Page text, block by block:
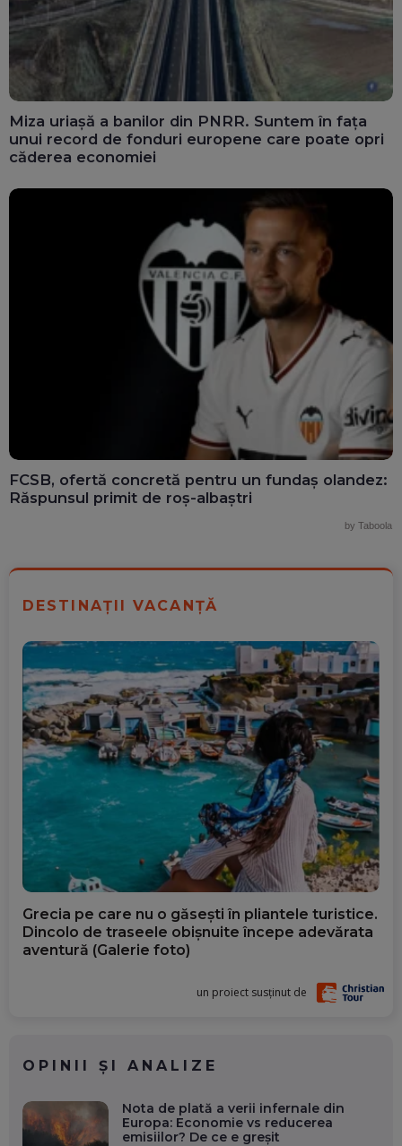
Miza uriașă a banilor din PNRR. Suntem în fața
unui record de fonduri europene care poate opri
căderea economiei
FCSB, ofertă concretă pentru un fundaș olandez:
Răspunsul primit de roș-albaștri
by Taboola
DESTINAȚII VACANȚĂ
Grecia pe care nu o găsești în pliantele turistice.
Dincolo de traseele obișnuite începe adevărata
aventură (Galerie foto)
un proiect susținut de
OPINII ȘI ANALIZE
Nota de plată a verii infernale din
Europa: Economie vs reducerea
emisiilor? De ce e greșit